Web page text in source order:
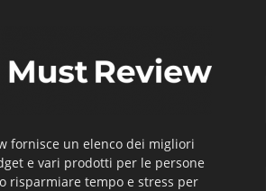
fornisce un elenco dei migliori
e vari prodotti per le persone
risparmiare tempo e stress per